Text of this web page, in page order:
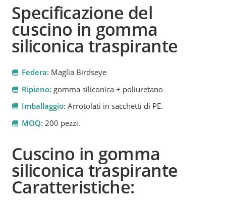
Specificazione del
cuscino in gomma
siliconica traspirante
Federa: Maglia Birdseye
Ripieno: gomma siliconica + poliuretano
Imballaggio: Arrotolati in sacchetti di PE.
MOQ:200 pezzi.
Cuscino in gomma
siliconica traspirante
Caratteristiche: